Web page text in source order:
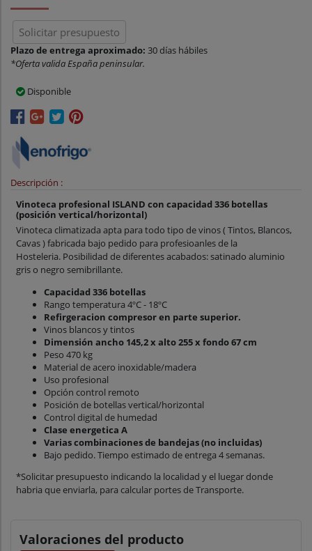
Solicitar presupuesto
Plazo de entrega aproximado: 30 días hábiles
*Oferta valida España peninsular.
Disponible
Descripción :
Vinoteca profesional ISLAND con capacidad 336 botellas
(posición vertical/horizontal)
Vinoteca climatizada apta para todo tipo de vinos ( Tintos, Blancos,
Cavas ) fabricada bajo pedido para profesioanles de la
Hosteleria. Posibilidad de diferentes acabados: satinado aluminio
gris o negro semibrillante.
Capacidad 336 botellas
Rango temperatura 4ºC - 18ºC
Refirgeracion compresor en parte superior.
Vinos blancos y tintos
Dimensión ancho 145,2 x alto 255 x fondo 67 cm
Peso 470 kg
Material de acero inoxidable/madera
Uso profesional
Opción control remoto
Posición de botellas vertical/horizontal
Control digital de humedad
Clase energetica A
Varias combinaciones de bandejas (no incluidas)
Bajo pedido. Tiempo estimado de entrega 4 semanas.
*Solicitar presupuesto indicando la localidad y el luegar donde
habria que enviarla, para calcular portes de Transporte.
Valoraciones del producto